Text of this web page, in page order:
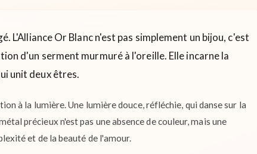
L'Alliance Or Blanc n'est pas simplement un bijou, c'est
d'un serment murmuré à l'oreille. Elle incarne la
unit deux êtres.
à la lumière. Une lumière douce, réfléchie, qui danse sur la
précieux n'est pas une absence de couleur, mais une
et de la beauté de l'amour.